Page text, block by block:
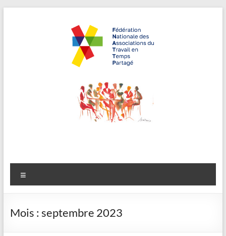
FNATTP,
Fédération
Nationale
Associations
du Travail en
Temps
Partagé
Mois : septembre 2023